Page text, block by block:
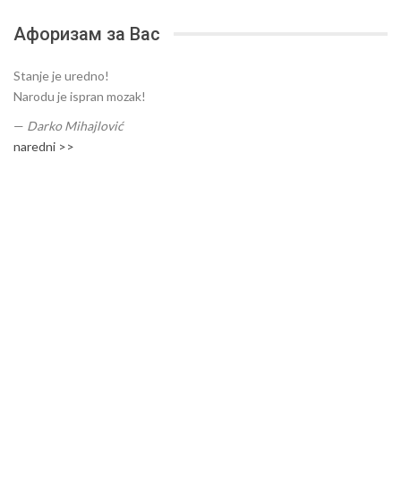
Афоризам за Вас
Stanje je uredno!
Narodu je ispran mozak!
— Darko Mihajlović
naredni >>